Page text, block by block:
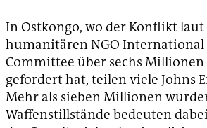
In Ostkongo, wo der Konflikt
humanitären NGO International
Committee über sechs
gefordert hat, teilen viele Johns
Mehr als sieben Millionen
Waffenstillstände bedeuten